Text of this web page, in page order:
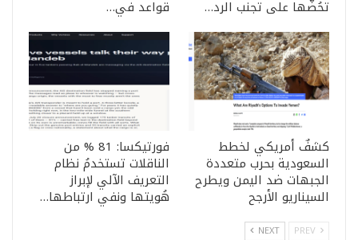
تحُضُّها على تجنب الرد… قواعد في…
كشفٌ أمريكي لخطط
السعودية بحرب متعددة
الجبهات ضد اليمن ويطرح
السيناريو الأرجح
فورتيكسا: 81 % من
الناقلات تستخدمُ نظام
التعريف الآلي لإبراز
هُويتها ونفي ارتباطها…
NEXT